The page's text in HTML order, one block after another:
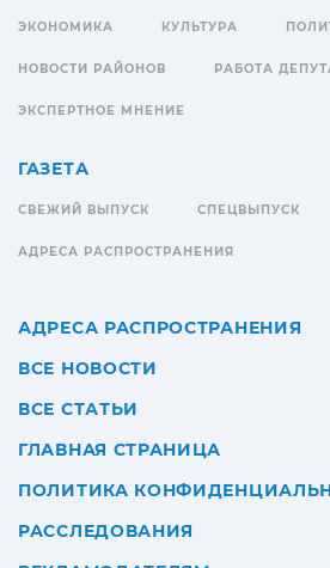
ЭКОНОМИКА КУЛЬТУРА
НОВОСТИ РАЙОНОВ РАБОТА
ЭКСПЕРТНОЕ МНЕНИЕ
ГАЗЕТА
СВЕЖИЙ ВЫПУСК СПЕЦВЫПУСК
АДРЕСА РАСПРОСТРАНЕНИЯ
АДРЕСА РАСПРОСТРАНЕНИЯ
ВСЕ НОВОСТИ
ВСЕ СТАТЬИ
ГЛАВНАЯ СТРАНИЦА
ПОЛИТИКА
РАССЛЕДОВАНИЯ